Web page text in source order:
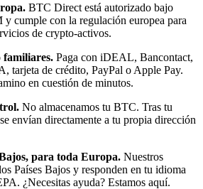
BTC Direct está autorizado bajo
cumple con la regulación europea para
de crypto-activos.
familiares. Paga con iDEAL, Bancontact,
tarjeta de crédito, PayPal o Apple Pay.
en cuestión de minutos.
No almacenamos tu BTC. Tras tu
envían directamente a tu propia dirección
para toda Europa. Nuestros
Países Bajos y responden en tu idioma
¿Necesitas ayuda? Estamos aquí.